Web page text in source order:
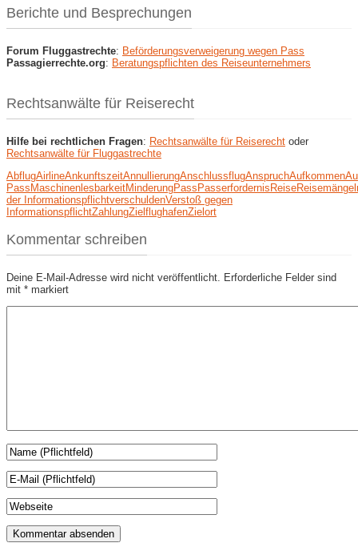
Berichte und Besprechungen
Forum Fluggastrechte: Beförderungsverweigerung wegen Pass
Passagierrechte.org: Beratungspflichten des Reiseunternehmers
Rechtsanwälte für Reiserecht
Hilfe bei rechtlichen Fragen: Rechtsanwälte für Reiserecht oder
Rechtsanwälte für Fluggastrechte
AbflugAirlineAnkunftszeitAnnullierungAnschlussflugAnspruchAufkommen
PassMaschinenlesbarkeitMinderungPassPasserfordernisReiseReisemängel
der InformationspflichtverschuldenVerstoß gegen
InformationspflichtZahlungZielflughafenZielort
Kommentar schreiben
Deine E-Mail-Adresse wird nicht veröffentlicht. Erforderliche Felder sind
mit * markiert